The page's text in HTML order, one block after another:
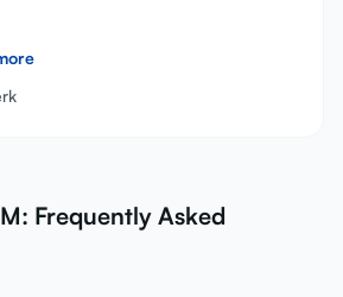
Frequently Asked